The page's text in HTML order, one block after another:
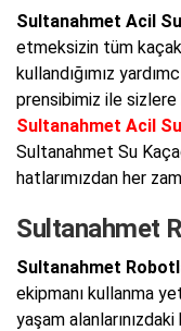
Sultanahmet Acil
etmeksizin tüm
kullandığımız
prensibimiz ile
Sultanahmet Acil
Sultanahmet Su
hatlarımızdan her
Sultanahmet
Sultanahmet
ekipmanı kullanma
yaşam